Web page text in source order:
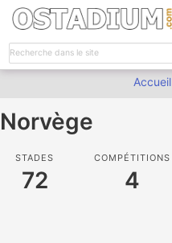
Accueil
Norvège
STADES
72
COMPÉTITIONS
4